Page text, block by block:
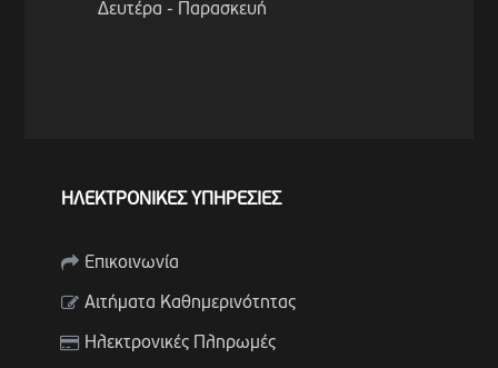
Δευτέρα - Παρασκευή
ΗΛΕΚΤΡΟΝΙΚΕΣ ΥΠΗΡΕΣΙΕΣ
Επικοινωνία
Αιτήματα Καθημερινότητας
Ηλεκτρονικές Πληρωμές